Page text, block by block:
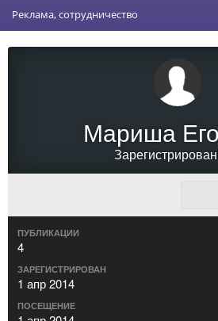
Реклама, сотрудничество
Мариша
ПУБЛИКАЦИИ
4
ЗАРЕГИСТРИРОВАН
1 апр 2014
ПОСЕЩЕНИЕ